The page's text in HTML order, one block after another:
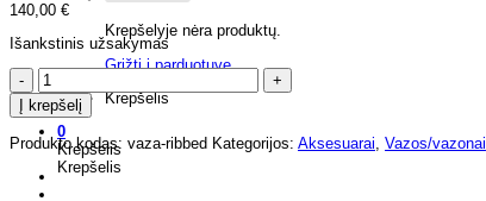
Krepšelyje nėra produktų.
Grįžti į parduotuvę
Krepšelis
0
Krepšelis
Krepšelis
140,00 €
Išankstinis užsakymas
produkto
kiekis:
Vaza
"Ribbed"
Į krepšelį
Produkto kodas: vaza-ribbed Kategorijos: Aksesuarai Vazos/vazonai